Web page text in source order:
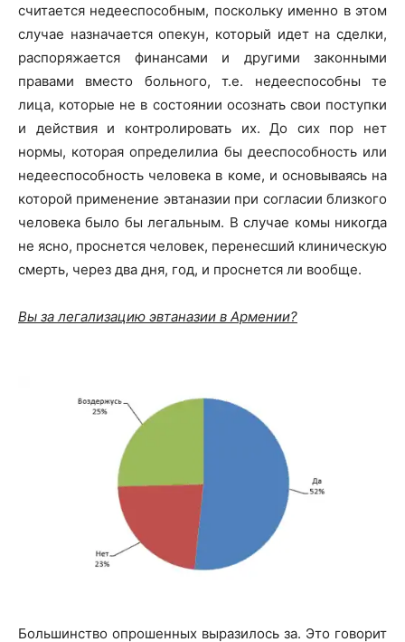
считается недееспособным, поскольку именно в этом
случае назначается опекун, который идет на сделки,
распоряжается финансами и другими законными
правами вместо больного, т.е. недееспособны те
лица, которые не в состоянии осознать свои поступки
и действия и контролировать их. До сих пор нет
нормы, которая определилиа бы дееспособность или
недееспособность человека в коме, и основываясь на
которой применение эвтаназии при согласии близкого
человека было бы легальным. В случае комы никогда
не ясно, проснется человек, перенесший клиническую
смерть, через два дня, год, и проснется ли вообще.
Вы за легализацию эвтаназии в Армении?
Большинство опрошенных выразилось за. Это говорит